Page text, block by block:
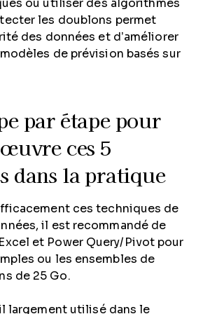
ou utiliser des algorithmes
les doublons permet
des données et d’améliorer
de prévision basés sur
par étape pour
ces 5
dans la pratique
ces techniques de
il est recommandé de
et Power Query/Pivot pour
ou les ensembles de
de 25 Go.
largement utilisé dans le